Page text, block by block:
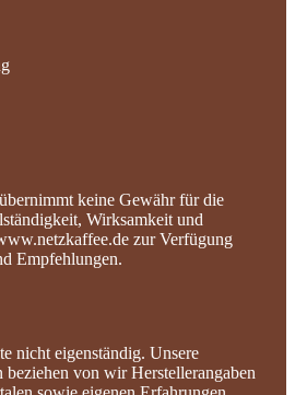
keine Gewähr für die
Wirksamkeit und
zur Verfügung
Empfehlungen.
nicht eigenständig. Unsere
von wir Herstellerangaben